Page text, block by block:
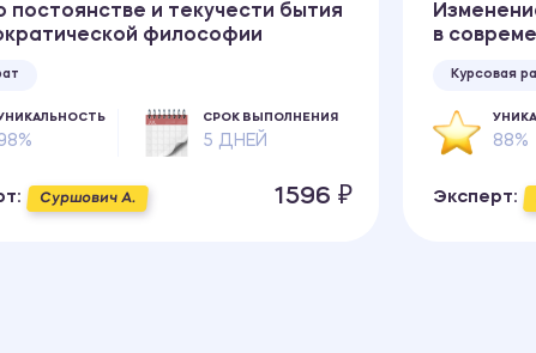
постоянстве и текучести бытия
философии
СРОК ВЫПОЛНЕНИЯ
5 ДНЕЙ
Суршович А. 1596 ₽
в
Курсовая
88%
Эксперт: